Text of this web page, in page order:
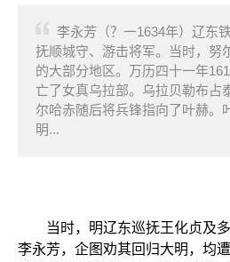
李永芳（？一1634年）辽东
抚顺城守、游击将军。当时，努
的大部分地区。万历四十一年
亡了女真乌拉部。乌拉贝勒布占
尔哈赤随后将兵锋指向了叶赫。
明...
当时，明辽东巡抚王化贞及多
李永芳，企图劝其回归大明，均